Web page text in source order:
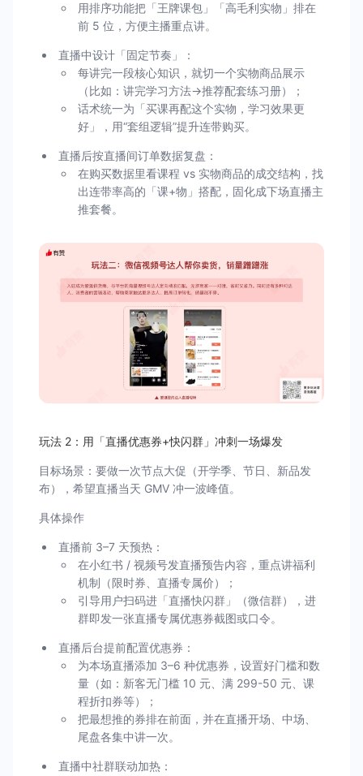
用排序功能把「王牌课包」「高毛利实物」排在
前 5 位，方便主播重点讲。
直播中设计「固定节奏」：
每讲完一段核心知识，就切一个实物商品展示
（比如：讲完学习方法→推荐配套练习册）；
话术统一为「买课再配这个实物，学习效果更
好」，用“套组逻辑”提升连带购买。
直播后按直播间订单数据复盘：
在购买数据里看课程 vs 实物商品的成交结构，找
出连带率高的「课+物」搭配，固化成下场直播主
推套餐。
玩法 2：用「直播优惠券+快闪群」冲刺一场爆发
目标场景：要做一次节点大促（开学季、节日、新品发
布），希望直播当天 GMV 冲一波峰值。
具体操作
直播前 3–7 天预热：
在小红书 / 视频号发直播预告内容，重点讲福利
机制（限时券、直播专属价）；
引导用户扫码进「直播快闪群」（微信群），进
群即发一张直播专属优惠券截图或口令。
直播后台提前配置优惠券：
为本场直播添加 3–6 种优惠券，设置好门槛和数
量（如：新客无门槛 10 元、满 299-50 元、课
程折扣券等）；
把最想推的券排在前面，并在直播开场、中场、
尾盘各集中讲一次。
直播中社群联动加热：